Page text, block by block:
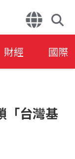
財經 國際
「台灣基